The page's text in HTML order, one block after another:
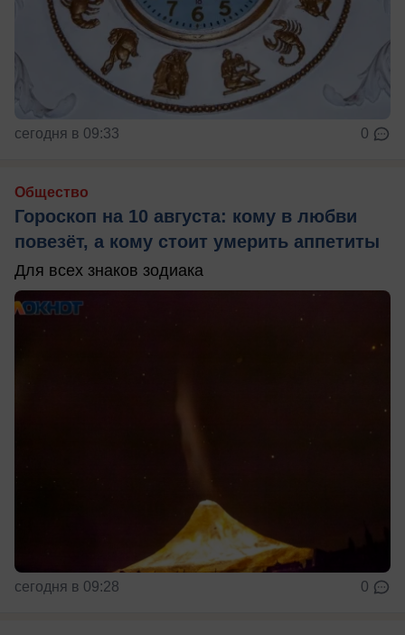
сегодня в 09:33 0
Общество
Гороскоп на 10 августа: кому в любви
повезёт, а кому стоит умерить аппетиты
Для всех знаков зодиака
сегодня в 09:28 0